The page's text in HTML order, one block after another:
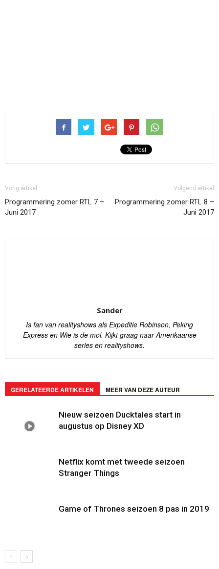
Vorig artikel
Programmering zomer RTL 7 –
Juni 2017
Volgend artikel
Programmering zomer RTL 8 –
Juni 2017
Sander
Is fan van realityshows als Expeditie Robinson, Peking
Express en Wie is de mol. Kijkt graag naar Amerikaanse
series en realityshows.
GERELATEERDE ARTIKELEN MEER VAN DEZE AUTEUR
Nieuw seizoen Ducktales start in
augustus op Disney XD
Netflix komt met tweede seizoen
Stranger Things
Game of Thrones seizoen 8 pas in 2019